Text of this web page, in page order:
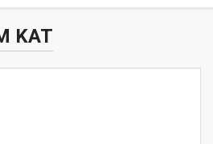
KAT